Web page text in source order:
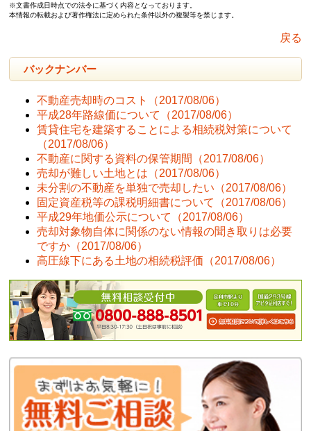
※文書作成日時点での法令に基づく内容となっております。
本情報の転載および著作権法に定められた条件以外の複製等を禁じます。
戻る
バックナンバー
不動産売却時のコスト
（2017/08/06）
平成28年路線価について
（2017/08/06）
賃貸住宅を建築することによる相続税対策について
（2017/08/06）
不動産に関する資料の保管期間
（2017/08/06）
売却が難しい土地とは （2017/08/06）
未分割の不動産を単独で売却したい （2017/08/06）
固定資産税等の課税明細書について
（2017/08/06）
平成29年地価公示について
（2017/08/06）
売却対象物自体に関係のない情報の聞き取りは必要
ですか （2017/08/06）
高圧線下にある土地の相続税評価 （2017/08/06）